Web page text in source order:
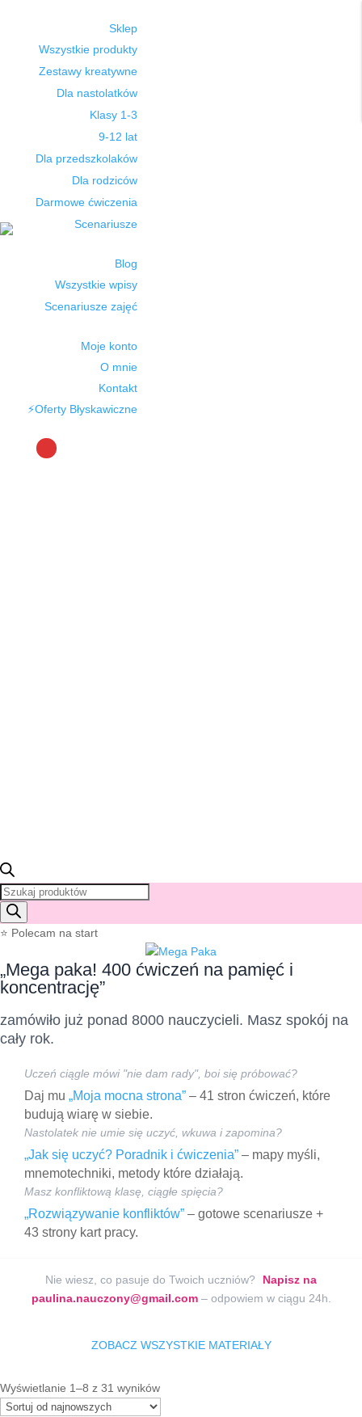
Sklep
Wszystkie produkty
Zestawy kreatywne
Dla nastolatków
Klasy 1-3
9-12 lat
Dla przedszkolaków
Dla rodziców
Darmowe ćwiczenia
Scenariusze
Blog
Wszystkie wpisy
Scenariusze zajęć
Moje konto
O mnie
Kontakt
⚡Oferty Błyskawiczne
Wyszukiwarka
produktów
⭐ Polecam na start
„Mega paka! 400 ćwiczeń na pamięć i
koncentrację”
zamówiło już ponad 8000 nauczycieli. Masz spokój na
cały rok.
Uczeń ciągle mówi "nie dam rady", boi się próbować?
Daj mu „Moja mocna strona” – 41 stron ćwiczeń, które
budują wiarę w siebie.
Nastolatek nie umie się uczyć, wkuwa i zapomina?
„Jak się uczyć? Poradnik i ćwiczenia” – mapy myśli,
mnemotechniki, metody które działają.
Masz konfliktową klasę, ciągłe spięcia?
„Rozwiązywanie konfliktów” – gotowe scenariusze +
43 strony kart pracy.
Nie wiesz, co pasuje do Twoich uczniów?
Napisz na
paulina.nauczony@gmail.com– odpowiem w ciągu 24h.
ZOBACZ WSZYSTKIE MATERIAŁY
Wyświetlanie 1–8 z 31 wynikówPosortowane